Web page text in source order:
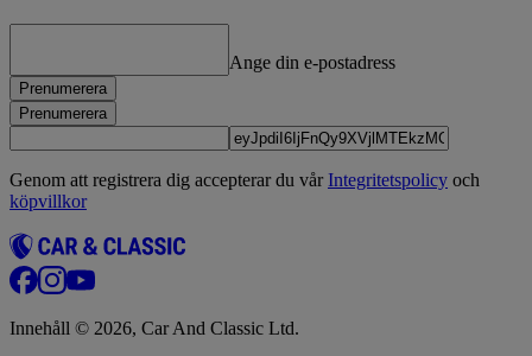
Ange din e-postadress
Prenumerera
Prenumerera
Genom att registrera dig accepterar du vårIntegritetspolicy och
köpvillkor
Innehåll © 2026, Car And Classic Ltd.